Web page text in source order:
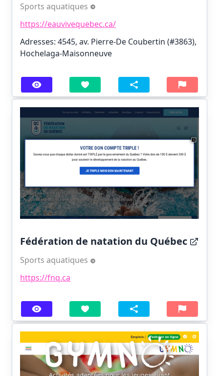
Sports aquatiques
https://eauvivequebec.ca/
Adresses: 4545, av. Pierre-De Coubertin (#3863),
Hochelaga-Maisonneuve
Fédération de natation du Québec
Sports aquatiques
https://fnq.ca